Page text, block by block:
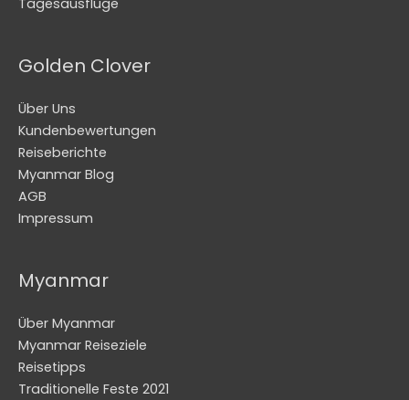
Golden Clover
Über Uns
Kundenbewertungen
Reiseberichte
Myanmar Blog
AGB
Impressum
Myanmar
Über Myanmar
Myanmar Reiseziele
Reisetipps
Traditionelle Feste 2021